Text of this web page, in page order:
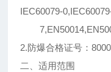
IEC60079-
2.防爆合格证号：
二、适用范围